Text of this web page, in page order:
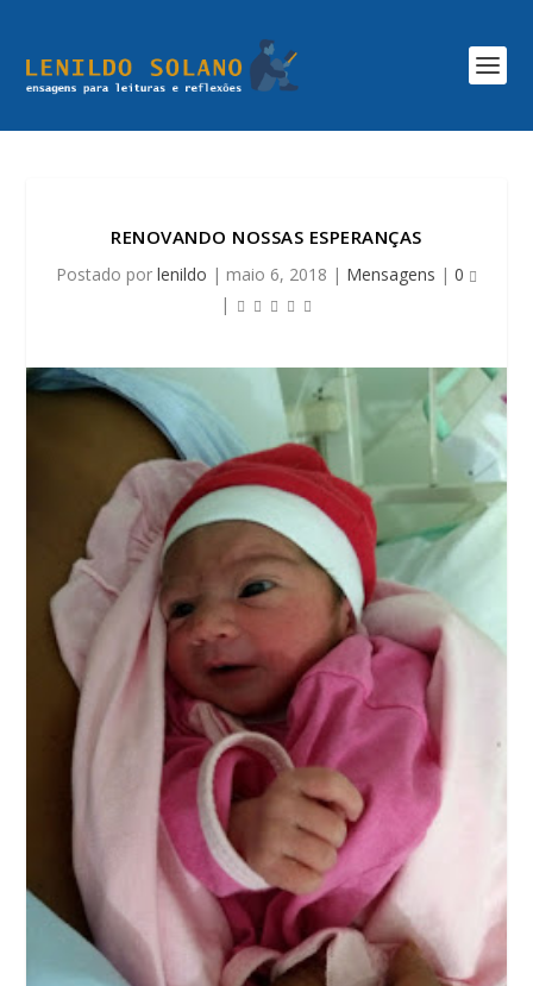
RENOVANDO NOSSAS ESPERANÇAS
Postado por lenildo | maio 6, 2018 | Mensagens | 0
|